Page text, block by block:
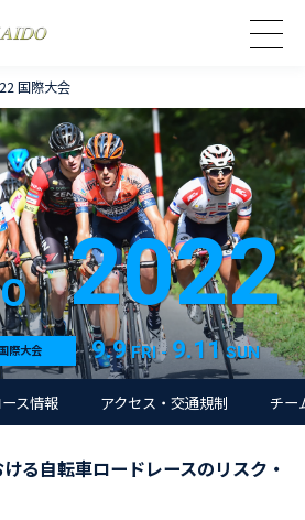
国際大会
2022
際大会 9.9FRI - 9.11SUN
ース情報 アクセス・交通規制 チー
ける自転車ロードレースのリスク・